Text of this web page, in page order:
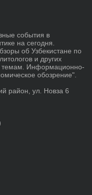
события в
на сегодня.
об Узбекистане по
и других
темам. Информационно-
обозрение".
район, ул. Новза 6